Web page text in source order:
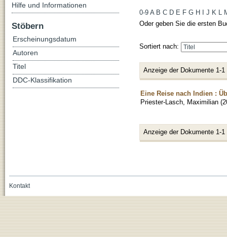
0-9 A B C D E F G H J K L
Oder geben Sie die ersten
Sortiert nach:
Anzeige der Dokumente 1-1
Eine Reise nach Indien :
Priester-Lasch, Maximilian (
Anzeige der Dokumente 1-1
Hilfe und Informationen
Stöbern
Erscheinungsdatum
Autoren
Titel
DDC-Klassifikation
Kontakt